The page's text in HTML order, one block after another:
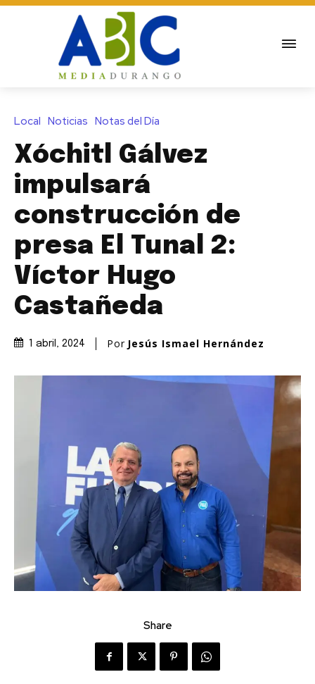
Local Noticias Notas del Día
Xóchitl Gálvez
impulsará
construcción de
presa El Tunal 2:
Víctor Hugo
Castañeda
1 abril, 2024 Por Jesús Ismael Hernández
Share